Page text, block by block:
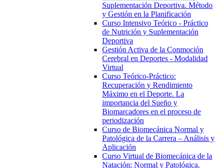
Suplementación Deportiva. Método
y Gestión en la Planificación
Curso Intensivo Teórico - Práctico
de Nutrición y Suplementación
Deportiva
Gestión Activa de la Conmoción
Cerebral en Deportes - Modalidad
Virtual
Curso Teórico-Práctico:
Recuperación y Rendimiento
Máximo en el Deporte. La
importancia del Sueño y
Biomarcadores en el proceso de
periodización
Curso de Biomecánica Normal y
Patológica de la Carrera – Análisis y
Aplicación
Curso Virtual de Biomecánica de la
Natación: Normal y Patológica.